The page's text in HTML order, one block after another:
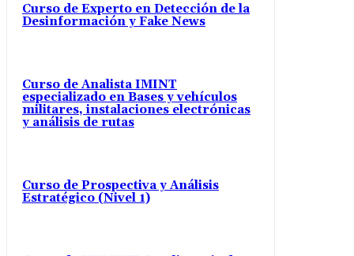
Curso de Experto en Detección de la
Desinformación y Fake News
Curso de Analista IMINT
especializado en Bases y vehículos
militares, instalaciones electrónicas
y análisis de rutas
Curso de Prospectiva y Análisis
Estratégico (Nivel 1)